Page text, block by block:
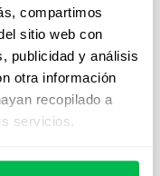
compartimos
sitio web con
publicidad y análisis
otra información
recopilado a
servicios.
crucial para
positiva